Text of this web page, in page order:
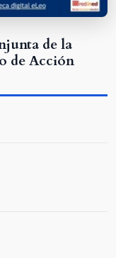
de la
de Acción